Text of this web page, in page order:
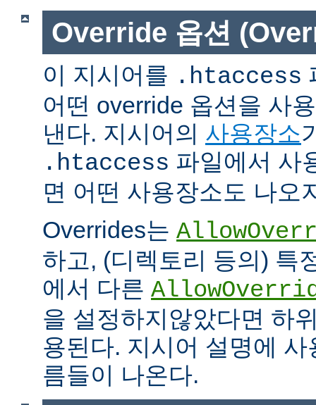
Override 옵션
이 지시어를 .htaccess
어떤 override 옵션을 사
낸다. 지시어의 사용장소
.htaccess 파일에서 사
면 어떤 사용장소도 나오
Overrides는
하고, (디렉토리 등의) 특
에서 다른
을 설정하지않았다면 하
용된다. 지시어 설명에
름들이 나온다.